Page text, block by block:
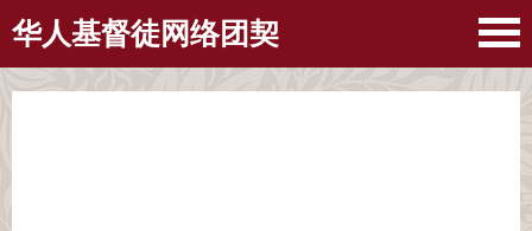
华人基督徒网络团契